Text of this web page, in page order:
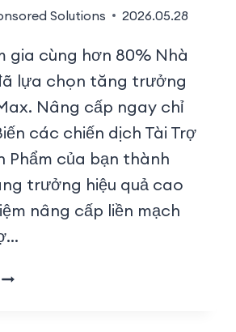
Solutions 2026.05.28
gia cùng hơn 80% Nhà
lựa chọn tăng trưởng
Nâng cấp ngay chỉ
các chiến dịch Tài Trợ
Phẩm của bạn thành
trưởng hiệu quả cao
nâng cấp liền mạch